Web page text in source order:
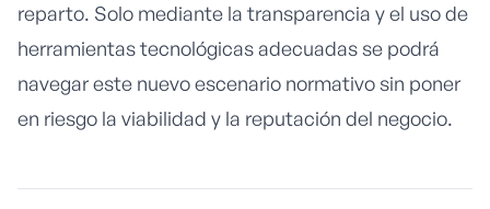
reparto. Solo mediante la transparencia y el uso de
herramientas tecnológicas adecuadas se podrá
navegar este nuevo escenario normativo sin poner
en riesgo la viabilidad y la reputación del negocio.